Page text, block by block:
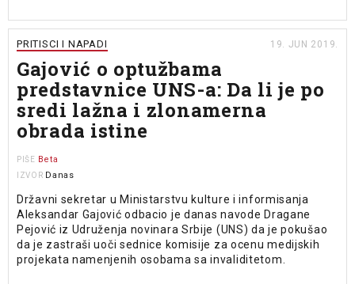
PRITISCI I NAPADI 19. JUN 2019.
Gajović o optužbama
predstavnice UNS-a: Da li je po
sredi lažna i zlonamerna
obrada istine
PIŠE Beta
IZVOR Danas
Državni sekretar u Ministarstvu kulture i informisanja
Aleksandar Gajović odbacio je danas navode Dragane
Pejović iz Udruženja novinara Srbije (UNS) da je pokušao
da je zastraši uoči sednice komisije za ocenu medijskih
projekata namenjenih osobama sa invaliditetom.